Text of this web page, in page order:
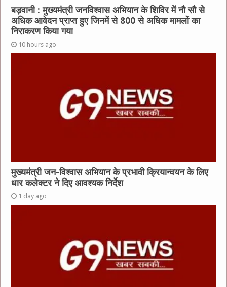
बड़वानी : मुख्यमंत्री जनविश्वास अभियान के शिविर में नौ सौ से
अधिक आवेदन प्राप्त हुए जिनमें से 800 से अधिक मामलों का
निराकरण किया गया
10 hours ago
मुख्यमंत्री जन-विश्वास अभियान के प्रभावी क्रियान्वयन के लिए
धार कलेक्टर ने दिए आवश्यक निर्देश
1 day ago